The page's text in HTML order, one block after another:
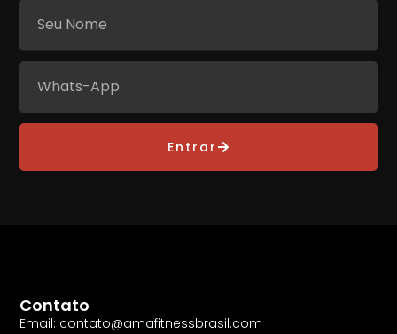
Entrar
Contato
Email: contato@amafitnessbrasil.com